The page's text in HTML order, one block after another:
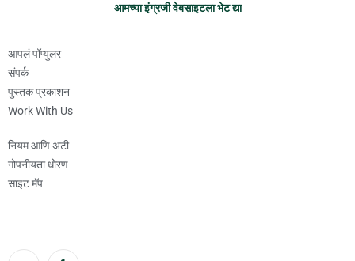
आमच्या इंग्रजी वेबसाइटला भेट द्या
आपलं पॉप्युलर
संपर्क
पुस्तक प्रकाशन
Work With Us
नियम आणि अटी
गोपनीयता धोरण
साइट मॅप